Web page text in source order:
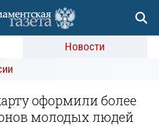
Новости
оформили более
молодых людей